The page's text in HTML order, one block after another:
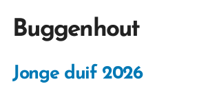
Buggenhout
Jonge duif 2026